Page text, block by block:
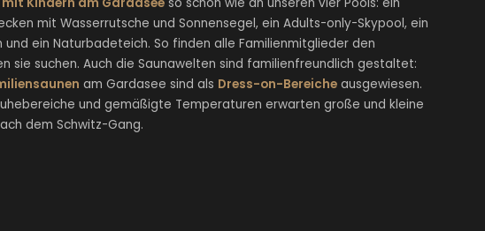
mit Wasserrutsche und Sonnensegel, ein Adults-only-Skypool, ein
und ein Naturbadeteich. So finden alle Familienmitglieder den
sie suchen. Auch die Saunawelten sind familienfreundlich gestaltet:
am Gardasee sind als Dress-on-Bereiche ausgewiesen.
und gemäßigte Temperaturen erwarten große und kleine
dem Schwitz-Gang.